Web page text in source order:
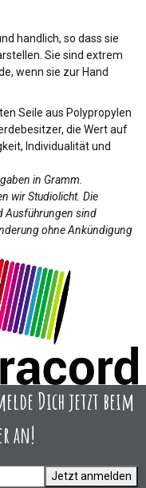
handlich, so dass sie
Sie sind extrem
wenn sie zur Hand
Seile aus Polypropylen
die Wert auf
Individualität und
in Gramm.
wir Studiolicht. Die
Ausführungen sind
ohne Ankündigung
Dich jetzt beim
an!
Jetzt anmelden